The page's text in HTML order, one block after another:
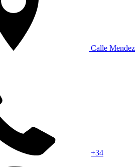
Calle Mendez
+34